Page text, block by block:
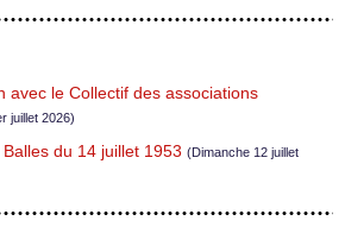
avec le Collectif des associations
juillet 2026)
Balles du 14 juillet 1953 (Dimanche 12 juillet